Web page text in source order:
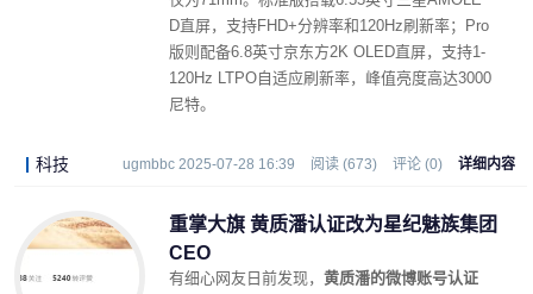
D直屏，支持FHD+分辨率和120Hz刷新率；Pro
版则配备6.8英寸京东方2K OLED直屏，支持1-
120Hz LTPO自适应刷新率，峰值亮度高达3000
尼特。
科技 ugmbbc 2025-07-28 16:39 阅读 (673) 评论 (0) 详细内容
重掌大旗 黄质潘认证改为星纪魅族集团
CEO
有细心网友日前发现， 黄质潘的微博账号认证